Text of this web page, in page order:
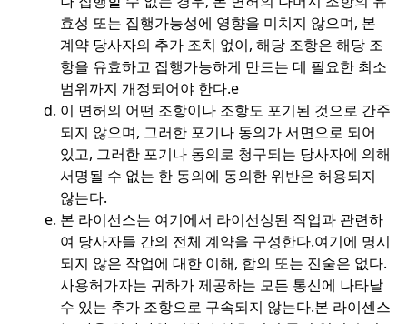
효성 또는 집행가능성에 영향을 미치지 않으며, 본
계약 당사자의 추가 조치 없이, 해당 조항은 해당 조
항을 유효하고 집행가능하게 만드는 데 필요한 최소
범위까지 개정되어야 한다.e
이 면허의 어떤 조항이나 조항도 포기된 것으로 간주
되지 않으며, 그러한 포기나 동의가 서면으로 되어
있고, 그러한 포기나 동의로 청구되는 당사자에 의해
서명될 수 없는 한 동의에 동의한 위반은 허용되지
않는다.
본 라이선스는 여기에서 라이선싱된 작업과 관련하
여 당사자들 간의 전체 계약을 구성한다.여기에 명시
되지 않은 작업에 대한 이해, 합의 또는 진술은 없다.
사용허가자는 귀하가 제공하는 모든 통신에 나타날
수 있는 추가 조항으로 구속되지 않는다.본 라이센스